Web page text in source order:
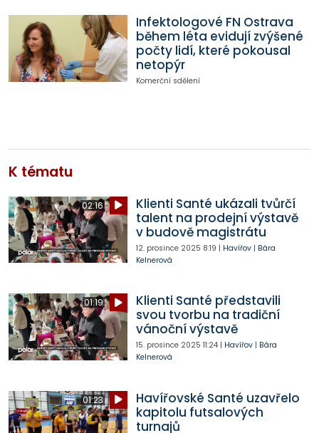
Infektologové FN Ostrava
během léta evidují zvýšené
počty lidí, které pokousal
netopýr
Komerční sdělení
K tématu
02:16
Klienti Santé ukázali tvůrčí
talent na prodejní výstavě
v budově magistrátu
12. prosince 2025 8:19 | Havířov| Bára
Kelnerová
01:19
Klienti Santé představili
svou tvorbu na tradiční
vánoční výstavě
15. prosince 2025 11:24| Havířov| Bára
Kelnerová
01:23
Havířovské Santé uzavřelo
kapitolu futsalových
turnajů